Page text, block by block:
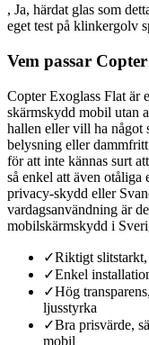
, Ja, härdat glas som
eget test på klinkergolv
Vem passar
Copter Exoglass Flat är
skärmskydd mobil utan
hallen eller vill ha något
belysning eller
för att inte kännas surt
så enkel att även
privacy-skydd eller
vardagsanvändning är
mobilskärmskydd i
✓Riktigt
✓Enkel
✓Hög
ljusstyrka
✓Bra prisvärde,
mobil